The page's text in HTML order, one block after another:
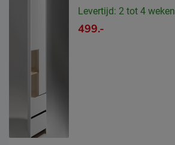
Levertijd: 2 tot 4 weken
499.-